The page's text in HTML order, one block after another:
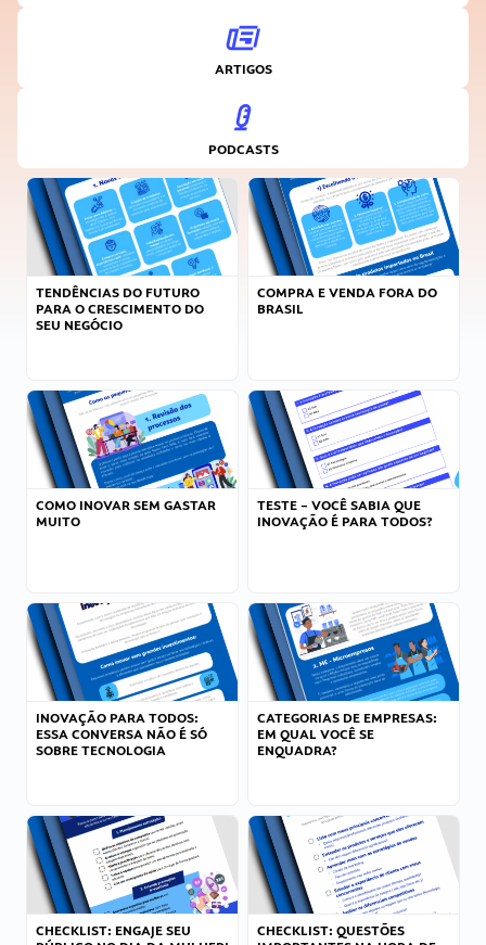
ARTIGOS
PODCASTS
TENDÊNCIAS DO FUTURO
PARA O CRESCIMENTO DO
SEU NEGÓCIO
COMPRA E VENDA FORA DO
BRASIL
COMO INOVAR SEM GASTAR
MUITO
TESTE – VOCÊ SABIA QUE
INOVAÇÃO É PARA TODOS?
INOVAÇÃO PARA TODOS:
ESSA CONVERSA NÃO É SÓ
SOBRE TECNOLOGIA
CATEGORIAS DE EMPRESAS:
EM QUAL VOCÊ SE
ENQUADRA?
CHECKLIST: ENGAJE SEU
CHECKLIST: QUESTÕES